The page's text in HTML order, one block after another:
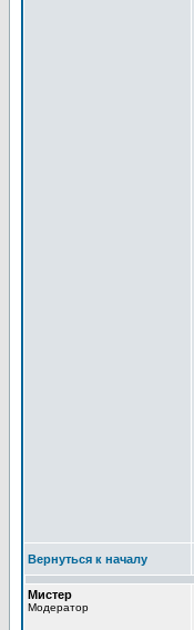
Вернуться к началу
Мистер
Модератор